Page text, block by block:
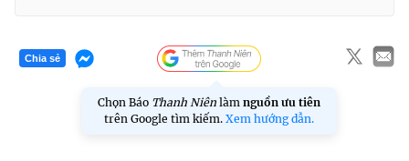
Chia sẻ
Chọn Báo Thanh Niên làm nguồn ưu tiên
trên Google tìm kiếm. Xem hướng dẫn.